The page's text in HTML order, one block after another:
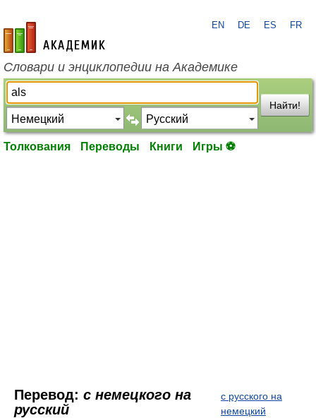
academic.ru
EN DE ES FR
Словари и энциклопедии на Академике
Найти!
Толкования Переводы Книги Игры ⚽
Перевод: с немецкого на
русский
с русского на
немецкий